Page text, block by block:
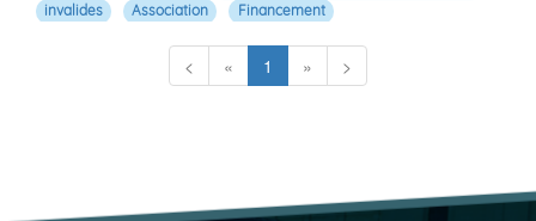
invalides
Association Financement
< « 1 (current)
» >